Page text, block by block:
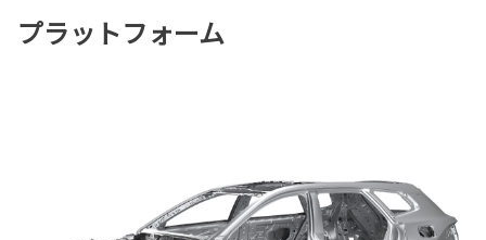
プラットフォーム